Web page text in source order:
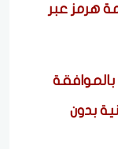
أزمة هرمز عبر
بالموافقة
بدون